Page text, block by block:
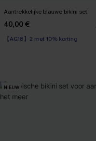
Aantrekkelijke blauwe bikini set
40,00 €
【AG18】2 met 10% korting
NIEUW